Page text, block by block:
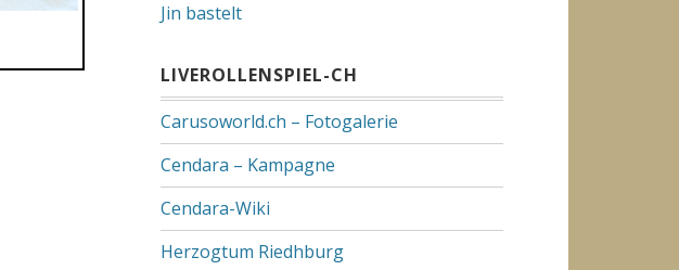
Jin bastelt
LIVEROLLENSPIEL-CH
Carusoworld.ch – Fotogalerie
Cendara – Kampagne
Cendara-Wiki
Herzogtum Riedhburg